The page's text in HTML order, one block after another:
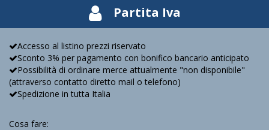
Partita Iva
Accesso al listino prezzi riservato
Sconto 3% per pagamento con bonifico bancario anticipato
Possibilità di ordinare merce attualmente "non disponibile"
(attraverso contatto diretto mail o telefono)
Spedizione in tutta Italia
Cosa fare: